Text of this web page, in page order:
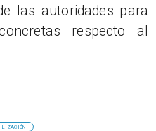
las autoridades para
respecto al